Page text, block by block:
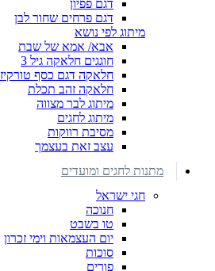
דגם פפיון
דגם פרחים שחור לבן
מיתוג לפי נושא
אבא/ אמא של שבת
חוגגים חלאקה גיל 3
חלאקה דגם כסף טורקיז
חלאקה זהב תכלת
מיתוג לבר מצווה
מיתוג לחגים
מסיבת רווקות
עצב זאת בעצמך
מתנות לחגים ומועדים
חגי ישראל
חנוכה
טו בשבט
יום העצמאות וימי זכרון
סוכות
פורים